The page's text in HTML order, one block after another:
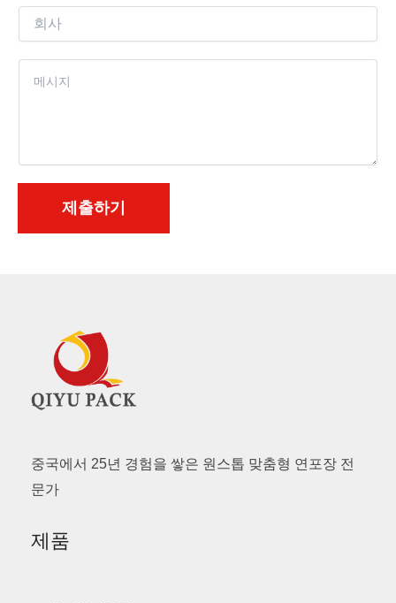
사
제출하기
중국에서 25년 경험을 쌓은 원스톱 맞춤형 연포장 전
문가
제품